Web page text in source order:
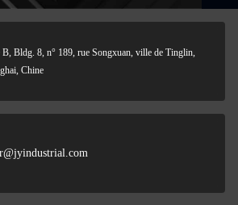
B, Bldg. 8, n° 189, rue Songxuan, ville de Tinglin,
Chine